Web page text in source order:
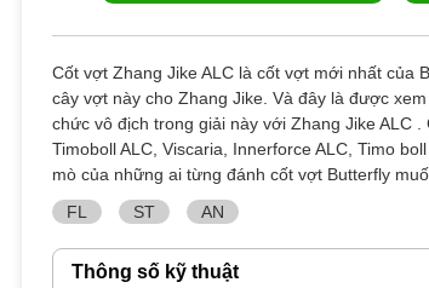
Cốt vợt Zhang Jike ALC là cốt vợt mới nhất của
cây vợt này cho Zhang Jike. Và đây là được
chức vô địch trong giải này với Zhang Jike ALC
Timoboll ALC, Viscaria, Innerforce ALC, Timo
mò của những ai từng đánh cốt vợt Butterfly
FL
ST AN
Thông số kỹ thuật